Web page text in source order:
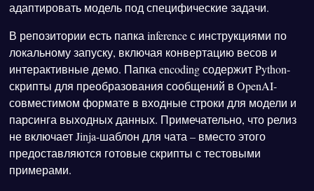
адаптировать модель под специфические задачи.
В репозитории есть папка inference с инструкциями по
локальному запуску, включая конвертацию весов и
интерактивные демо. Папка encoding содержит Python-
скрипты для преобразования сообщений в OpenAI-
совместимом формате в входные строки для модели и
парсинга выходных данных. Примечательно, что релиз
не включает Jinja-шаблон для чата – вместо этого
предоставляются готовые скрипты с тестовыми
примерами.